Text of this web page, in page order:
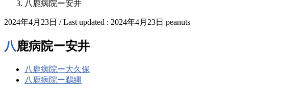
八鹿病院ー安井
2024年4月23日 / Last updated : 2024年4月23日 peanuts
八鹿病院ー安井
八鹿病院ー大久保
八鹿病院ー鵜縄